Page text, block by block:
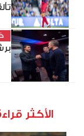
الأكثر